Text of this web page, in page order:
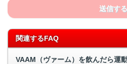
送信する
関連するFAQ
VAAM（ヴァーム）を飲んだら運